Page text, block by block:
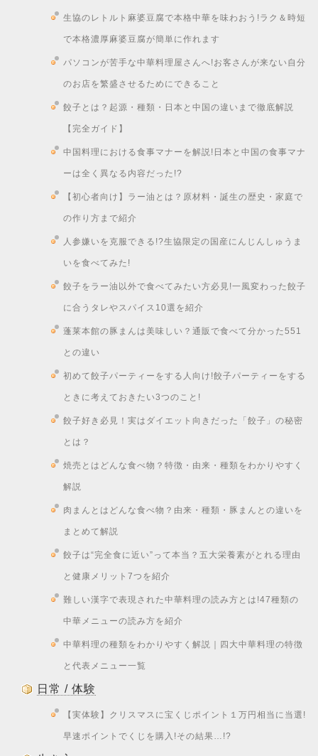
生協のレトルト麻婆豆腐で本格中華を味わおう!ラク＆時短
で本格濃厚麻婆豆腐が簡単に作れます
パソコンが苦手な中華料理屋さんへ!お客さんが来ない自分
のお店を繁盛させるためにできること
餃子とは？起源・種類・日本と中国の違いまで徹底解説
【完全ガイド】
中国料理における食事マナーを解説!日本と中国の食事マナ
ーは全く異なる内容だった!?
【初心者向け】ラー油とは？原材料・誕生の歴史・家庭で
の作り方まで紹介
人参嫌いを克服できる!?生協限定の国産にんじんしゅうま
いを食べてみた!
餃子をラー油以外で食べてみたい方必見!一風変わった餃子
に合うタレやスパイス10選を紹介
蓬莱本館の豚まんは美味しい？通販で食べて分かった551
との違い
初めて餃子パーティーをする人向け!餃子パーティーをする
ときに考えておきたい3つのこと!
餃子好き必見！実はダイエット向きだった「餃子」の秘密
とは？
焼売とはどんな食べ物？特徴・由来・種類をわかりやすく
解説
肉まんとはどんな食べ物？由来・種類・豚まんとの違いを
まとめて解説
餃子は“完全食に近い”って本当？五大栄養素がとれる理由
と健康メリット7つを紹介
難しい漢字で表現された中華料理の読み方とは!47種類の
中華メニューの読み方を紹介
中華料理の種類をわかりやすく解説｜四大中華料理の特徴
と代表メニュー一覧
日常 / 体験
【実体験】クリスマスに宝くじポイント１万円相当に当選!
早速ポイントでくじを購入!その結果…!?